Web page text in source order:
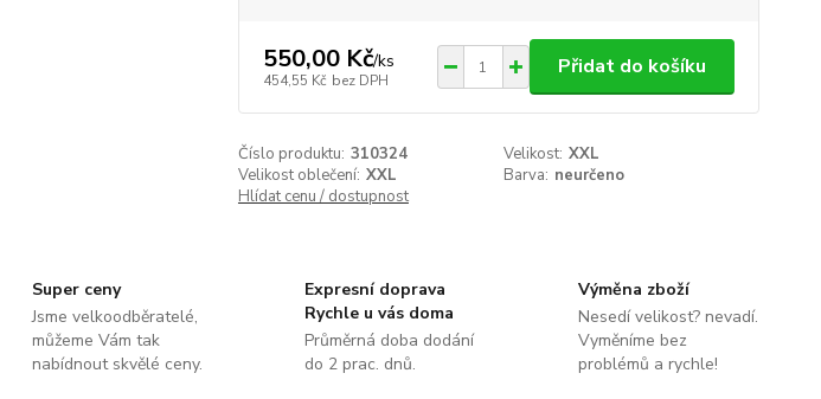
550,00 Kč/ks
454,55 Kč bez DPH
Přidat do košíku
Číslo produktu: 310324 Velikost: XXL
Velikost oblečení: XXL Barva: neurčeno
Hlídat cenu / dostupnost
Super ceny
Jsme velkoodběratelé,
můžeme Vám tak
nabídnout skvělé ceny.
Expresní doprava
Rychle u vás doma
Průměrná doba dodání
do 2 prac. dnů.
Výměna zboží
Nesedí velikost? nevadí.
Vyměníme bez
problémů a rychle!